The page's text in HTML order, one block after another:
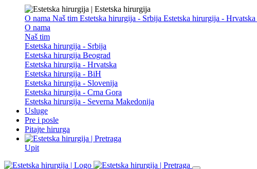
O nama Naš tim Estetska hirurgija - Srbija Estetska hirurgija - Hrvatska
O nama
Naš tim
Estetska hirurgija - Srbija
Estetska hirurgija Beograd
Estetska hirurgija - Hrvatska
Estetska hirurgija - BiH
Estetska hirurgija - Slovenija
Estetska hirurgija - Crna Gora
Estetska hirurgija - Severna Makedonija
Usluge
Pre i posle
Pitajte hirurga
Upit